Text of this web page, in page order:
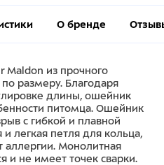
О бренде
Maldon из прочного
по размеру. Благодаря
длины, ошейник
питомца. Ошейник
с гибкой и плавной
легкая петля для кольца,
аллергии. Монолитная
и не имеет точек сварки.